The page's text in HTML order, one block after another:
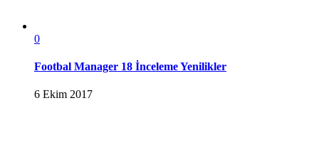
0
Footbal Manager 18 İnceleme Yenilikler
6 Ekim 2017